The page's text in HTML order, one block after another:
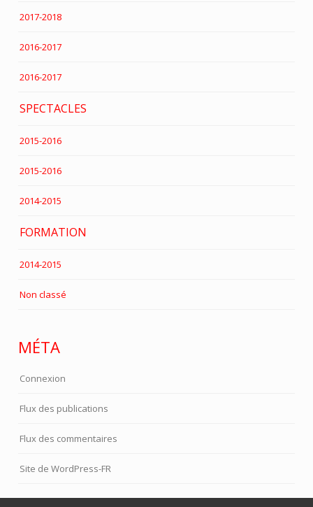
2017-2018
2016-2017
2016-2017
SPECTACLES
2015-2016
2015-2016
2014-2015
FORMATION
2014-2015
Non classé
MÉTA
Connexion
Flux des publications
Flux des commentaires
Site de WordPress-FR